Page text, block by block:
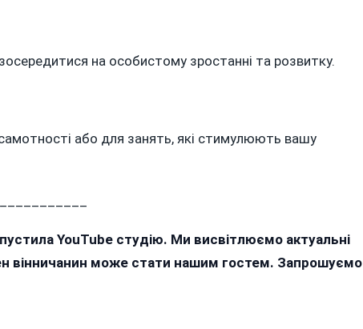
на особистому зростанні та розвитку.
або для занять, які стимулюють вашу
YouTube студію. Ми висвітлюємо актуальні
вінничанин може стати нашим гостем. Запрошуємо